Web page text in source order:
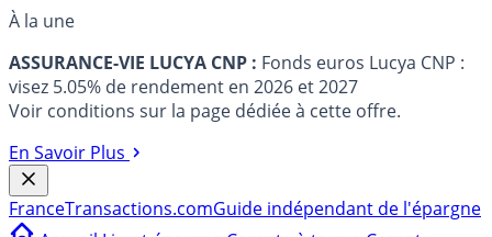
À la une
ASSURANCE-VIE LUCYA CNP : Fonds euros Lucya CNP :
visez 5.05% de rendement en 2026 et 2027
Voir conditions sur la page dédiée à cette offre.
En Savoir Plus
FranceTransactions.comGuide indépendant de l'épargne